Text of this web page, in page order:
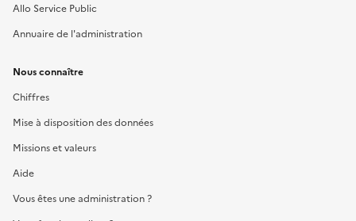
Allo Service Public
Annuaire de l'administration
Nous connaître
Chiffres
Mise à disposition des données
Missions et valeurs
Aide
Vous êtes une administration ?